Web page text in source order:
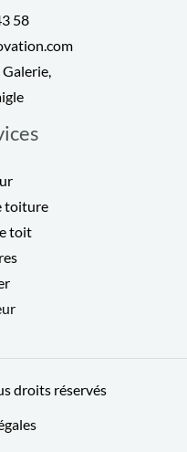
58
toiture
toit
droits réservés